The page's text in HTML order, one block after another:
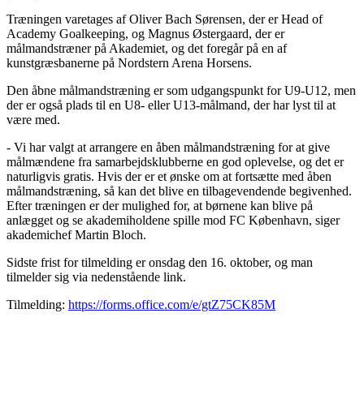
Træningen varetages af Oliver Bach Sørensen, der er Head of
Academy Goalkeeping, og Magnus Østergaard, der er
målmandstræner på Akademiet, og det foregår på en af
kunstgræsbanerne på Nordstern Arena Horsens.
Den åbne målmandstræning er som udgangspunkt for U9-U12, men
der er også plads til en U8- eller U13-målmand, der har lyst til at
være med.
- Vi har valgt at arrangere en åben målmandstræning for at give
målmændene fra samarbejdsklubberne en god oplevelse, og det er
naturligvis gratis. Hvis der er et ønske om at fortsætte med åben
målmandstræning, så kan det blive en tilbagevendende begivenhed.
Efter træningen er der mulighed for, at børnene kan blive på
anlægget og se akademiholdene spille mod FC København, siger
akademichef Martin Bloch.
Sidste frist for tilmelding er onsdag den 16. oktober, og man
tilmelder sig via nedenstående link.
Tilmelding: https://forms.office.com/e/gtZ75CK85M